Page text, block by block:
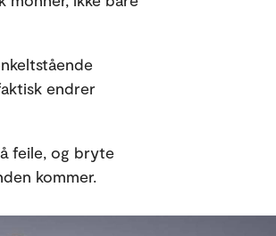
endrer
feile, og bryte
kommer.